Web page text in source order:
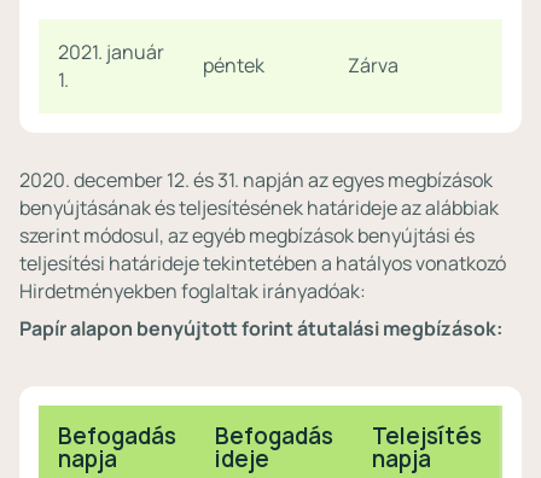
2021. január
1.
péntek Zárva
2020. december 12. és 31. napján az egyes megbízások
benyújtásának és teljesítésének határideje az alábbiak
szerint módosul, az egyéb megbízások benyújtási és
teljesítési határideje tekintetében a hatályos vonatkozó
Hirdetményekben foglaltak irányadóak:
Papír alapon benyújtott forint átutalási megbízások:
Befogadás
napja
Befogadás
ideje
Telejsítés
napja